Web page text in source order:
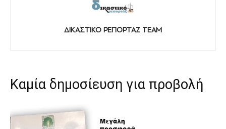
ΔΙΚΑΣΤΙΚΟ ΡΕΠΟΡΤΑΖ TEAM
Καμία δημοσίευση για προβολή